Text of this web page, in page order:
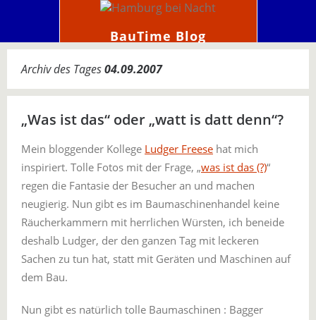
BauTime Blog
Archiv des Tages04.09.2007
„Was ist das“ oder „watt is datt denn“?
Mein bloggender Kollege Ludger Freese hat mich
inspiriert. Tolle Fotos mit der Frage, „was ist das (?)“
regen die Fantasie der Besucher an und machen
neugierig. Nun gibt es im Baumaschinenhandel keine
Räucherkammern mit herrlichen Würsten, ich beneide
deshalb Ludger, der den ganzen Tag mit leckeren
Sachen zu tun hat, statt mit Geräten und Maschinen auf
dem Bau.
Nun gibt es natürlich tolle Baumaschinen : Bagger